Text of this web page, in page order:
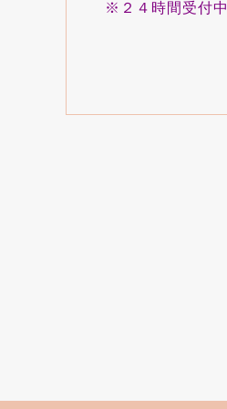
※２４時間受付中